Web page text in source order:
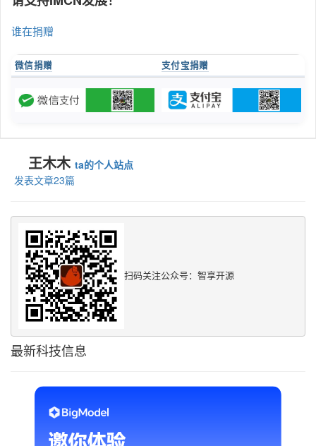
谁在捐赠
微信捐赠 支付宝捐赠
王木木 ta的个人站点
发表文章23篇
扫码关注公众号：智享开源
最新科技信息